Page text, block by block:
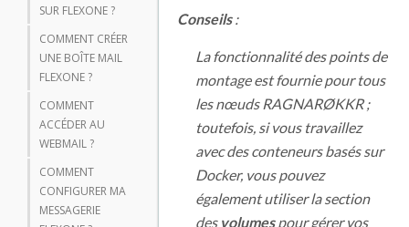
SUR FLEXONE ?
COMMENT CRÉER
UNE BOÎTE MAIL
FLEXONE ?
COMMENT
ACCÉDER AU
WEBMAIL ?
COMMENT
CONFIGURER MA
MESSAGERIE
Conseils:
La fonctionnalité des points de
montage est fournie pour tous
les nœuds RAGNARØKKR ;
toutefois, si vous travaillez
avec des conteneurs basés sur
Docker, vous pouvez
également utiliser la section
des volumespour gérer vos